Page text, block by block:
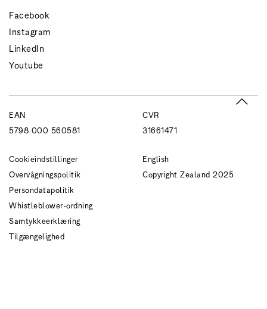
Facebook
Instagram
LinkedIn
Youtube
EAN
5798 000 560581
CVR
31661471
Cookieindstillinger
Overvågningspolitik
Persondatapolitik
Whistleblower-ordning
Samtykkeerklæring
Tilgængelighed
English
Copyright Zealand 2025